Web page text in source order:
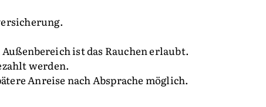
ist das Rauchen erlaubt.
werden.
Anreise nach Absprache möglich.